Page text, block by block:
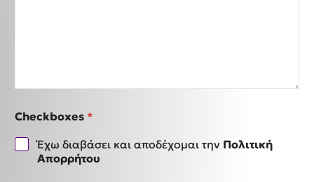
Α
Μ
Checkboxes *
Έχω διαβάσει και αποδέχομαι την Πολιτική
Απορρήτου